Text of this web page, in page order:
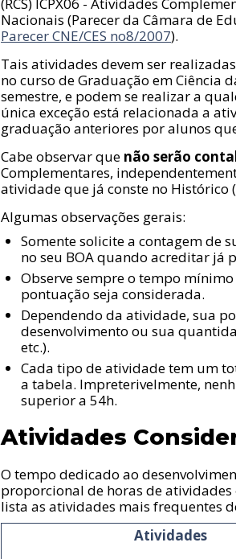
Nacionais (Parecer da Câmara de
Parecer CNE/CES no8/2007).
Tais atividades devem ser
no curso de Graduação em Ciência
semestre, e podem se realizar a
única exceção está relacionada a
graduação anteriores por alunos
Cabe observar que não serão
Complementares,
atividade que já conste no Histórico
Algumas observações gerais:
Somente solicite a contagem de
no seu BOA quando acreditar já
Observe sempre o tempo
pontuação seja considerada.
Dependendo da atividade, sua
desenvolvimento ou sua
etc.).
Cada tipo de atividade tem um
a tabela. Impreterivelmente,
superior a 54h.
Atividades
O tempo dedicado ao
proporcional de horas de
lista as atividades mais frequentes
Atividades